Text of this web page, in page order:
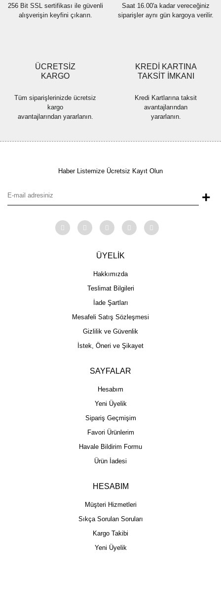
256 Bit SSL sertifikası ile güvenli
alışverişin keyfini çıkarın.
Saat 16.00'a kadar vereceğiniz
siparişler aynı gün kargoya verilir.
ÜCRETSİZ
KARGO
Tüm siparişlerinizde ücretsiz
kargo
avantajlarından yararlanın.
KREDİ KARTINA
TAKSİT İMKANI
Kredi Kartlarına taksit
avantajlarından
yararlanın.
Haber Listemize Ücretsiz Kayıt Olun
+
ÜYELİK
Hakkımızda
Teslimat Bilgileri
İade Şartları
Mesafeli Satış Sözleşmesi
Gizlilik ve Güvenlik
İstek, Öneri ve Şikayet
SAYFALAR
Hesabım
Yeni Üyelik
Sipariş Geçmişim
Favori Ürünlerim
Havale Bildirim Formu
Ürün İadesi
HESABIM
Müşteri Hizmetleri
Sıkça Sorulan Soruları
Kargo Takibi
Yeni Üyelik